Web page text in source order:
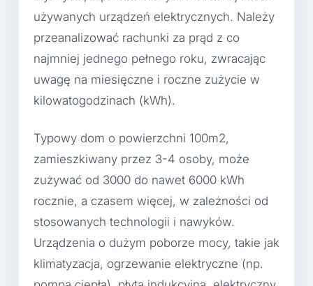
używanych urządzeń elektrycznych. Należy
przeanalizować rachunki za prąd z co
najmniej jednego pełnego roku, zwracając
uwagę na miesięczne i roczne zużycie w
kilowatogodzinach (kWh).
Typowy dom o powierzchni 100m2,
zamieszkiwany przez 3-4 osoby, może
zużywać od 3000 do nawet 6000 kWh
rocznie, a czasem więcej, w zależności od
stosowanych technologii i nawyków.
Urządzenia o dużym poborze mocy, takie jak
klimatyzacja, ogrzewanie elektryczne (np.